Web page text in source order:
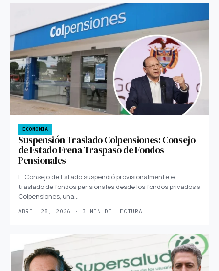
ECONOMIA
Suspensión Traslado Colpensiones: Consejo
de Estado Frena Traspaso de Fondos
Pensionales
El Consejo de Estado suspendió provisionalmente el
traslado de fondos pensionales desde los fondos privados a
Colpensiones, una…
ABRIL 28, 2026 · 3 MIN DE LECTURA